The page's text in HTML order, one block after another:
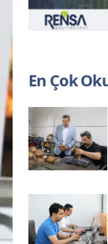
En Çok